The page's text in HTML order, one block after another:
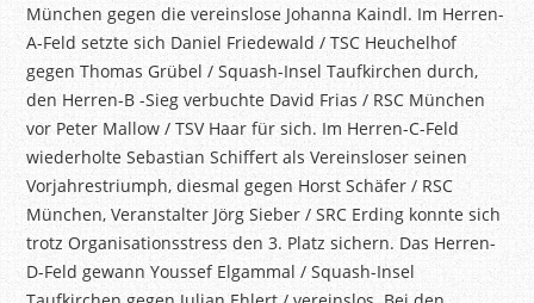
München gegen die vereinslose Johanna Kaindl. Im Herren-
A-Feld setzte sich Daniel Friedewald / TSC Heuchelhof
gegen Thomas Grübel / Squash-Insel Taufkirchen durch,
den Herren-B -Sieg verbuchte David Frias / RSC München
vor Peter Mallow / TSV Haar für sich. Im Herren-C-Feld
wiederholte Sebastian Schiffert als Vereinsloser seinen
Vorjahrestriumph, diesmal gegen Horst Schäfer / RSC
München, Veranstalter Jörg Sieber / SRC Erding konnte sich
trotz Organisationsstress den 3. Platz sichern. Das Herren-
D-Feld gewann Youssef Elgammal / Squash-Insel